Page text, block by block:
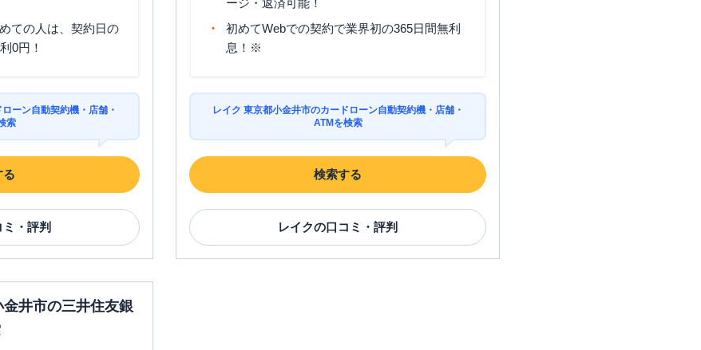
ての人は、契約日の
0円！
ーン自動契約機・店舗・
索
る
・評判
ージ・返済可能！
初めてWebでの契約で業界初の365日間無利
息！※
レイク 東京都小金井市のカードローン自動契約機・店舗・
ATMを検索
検索する
レイクの口コミ・評判
井市の三井住友銀